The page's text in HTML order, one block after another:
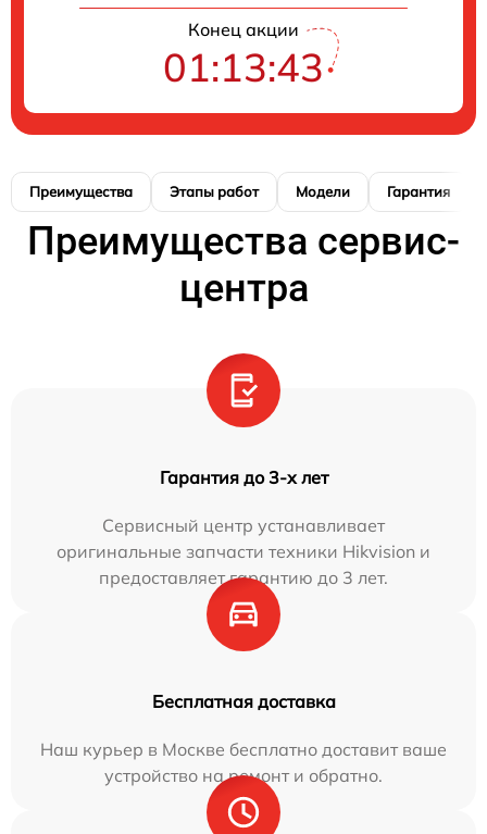
Конец акции
01:13:42
Преимущества Этапы работ Модели Гарантия
Преимущества сервис-
центра
Гарантия до 3-х лет
Сервисный центр устанавливает
оригинальные запчасти техники Hikvision и
предоставляет гарантию до 3 лет.
Бесплатная доставка
Наш курьер в Москве бесплатно доставит ваше
устройство на ремонт и обратно.